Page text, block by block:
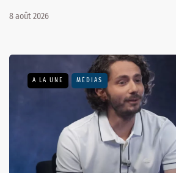
8 août 2026
A LA UNE MÉDIAS